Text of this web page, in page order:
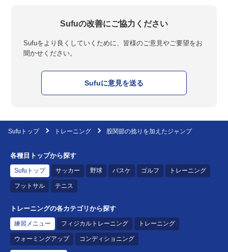
Sufuの改善にご協力ください
Sufuをより良くしていくために、皆様のご意見やご要望をお
聞かせください。
Sufuに意見を送る
Sufuトップ トレーニング 股関節の捻りを加えたジャンプ
各種目トップから探す
Sufuトップ サッカー 野球 バスケ ゴルフ トレーニング
フットサル テニス
トレーニングの各カテゴリから探す
練習メニュー フィジカルトレーニング トレーニング
ウォーミングアップ コンディショニング